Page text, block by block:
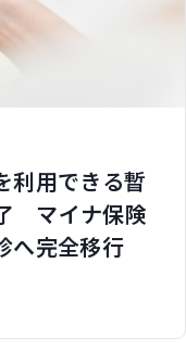
利用できる暫
マイナ保険
へ完全移行